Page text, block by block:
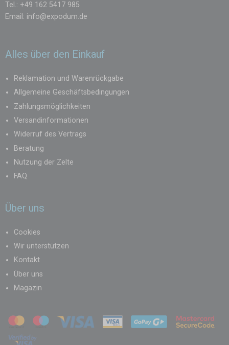
Tel.: +49 162 5417 985
Email: info@expodum.de
Alles über den Einkauf
Reklamation und Warenrückgabe
Allgemeine Geschäftsbedingungen
Zahlungsmöglichkeiten
Versandinformationen
Widerruf des Vertrags
Beratung
Nutzung der Zelte
FAQ
Über uns
Cookies
Wir unterstützen
Kontakt
Über uns
Magazin